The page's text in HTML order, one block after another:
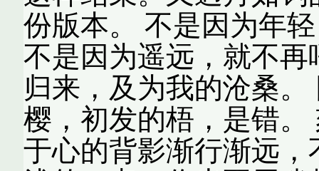
份版本。 不是因为年
不是因为遥远，就不
归来，及为我的沧桑
樱，初发的梧，是错
于心的背影渐行渐远